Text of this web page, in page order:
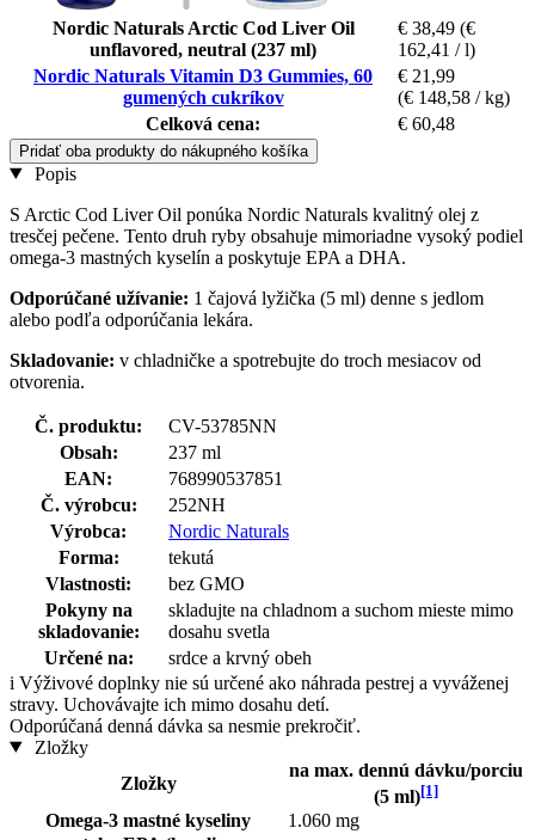
Nordic Naturals Arctic Cod Liver Oil
unflavored, neutral (237 ml)
€ 38,49 (€
162,41 / l)
Nordic Naturals Vitamin D3 Gummies, 60
gumených cukríkov
€ 21,99
(€ 148,58 / kg)
Celková cena:
€ 60,48
Pridať oba produkty do nákupného košíka
Popis
S Arctic Cod Liver Oil ponúka Nordic Naturals kvalitný olej z
tresčej pečene. Tento druh ryby obsahuje mimoriadne vysoký podiel
omega‑3 mastných kyselín a poskytuje EPA a DHA.
Odporúčané užívanie: 1 čajová lyžička (5 ml) denne s jedlom
alebo podľa odporúčania lekára.
Skladovanie: v chladničke a spotrebujte do troch mesiacov od
otvorenia.
Č. produktu:
CV-53785NN
Obsah:
237 ml
EAN:
768990537851
Č. výrobcu:
252NH
Výrobca:
Nordic Naturals
Forma:
tekutá
Vlastnosti:
bez GMO
Pokyny na
skladovanie:
skladujte na chladnom a suchom mieste mimo
dosahu svetla
Určené na:
srdce a krvný obeh
i Výživové doplnky nie sú určené ako náhrada pestrej a vyváženej
stravy. Uchovávajte ich mimo dosahu detí.
Odporúčaná denná dávka sa nesmie prekročiť.
Zložky
Zložky
na max. dennú dávku/porciu
(5 ml)[1]
Omega-3 mastné kyseliny
1.060 mg